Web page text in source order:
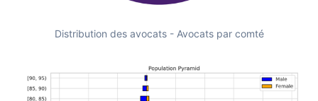
Distribution des avocats - Avocats par comté